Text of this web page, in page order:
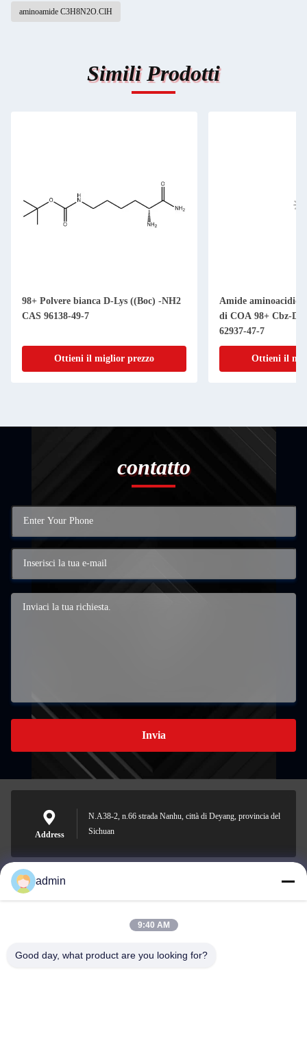
aminoamide C3H8N2O.ClH
Simili Prodotti
98+ Polvere bianca D-Lys ((Boc) -NH2
CAS 96138-49-7
Ottieni il miglior prezzo
Amide
di COA 98+ Cbz-D-
62937-47-7
Ottieni il
contatto
Invia
Address
N.A38-2, n.66 strada Nanhu, città di Deyang, provincia del
Sichuan
Nero@enlaibio.com
admin
9:40 AM
Good day, what product are you looking for?